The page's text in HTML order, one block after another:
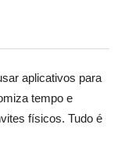
aplicativos para
tempo e
físicos. Tudo é